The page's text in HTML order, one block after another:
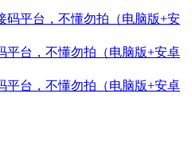
平台，不懂勿拍（电脑版+安卓
平台，不懂勿拍（电脑版+安卓